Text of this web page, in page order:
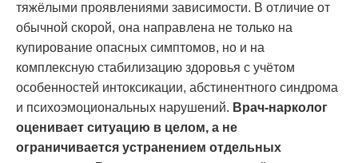
тяжёлыми проявлениями зависимости. В отличие от
обычной скорой, она направлена не только на
купирование опасных симптомов, но и на
комплексную стабилизацию здоровья с учётом
особенностей интоксикации, абстинентного синдрома
и психоэмоциональных нарушений. Врач-нарколог
оценивает ситуацию в целом, а не
ограничивается устранением отдельных